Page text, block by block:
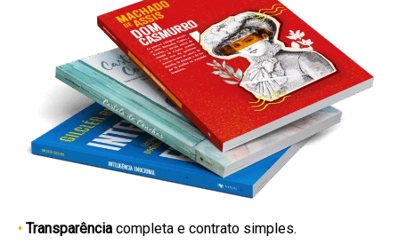
• Transparência completa e contrato simples.